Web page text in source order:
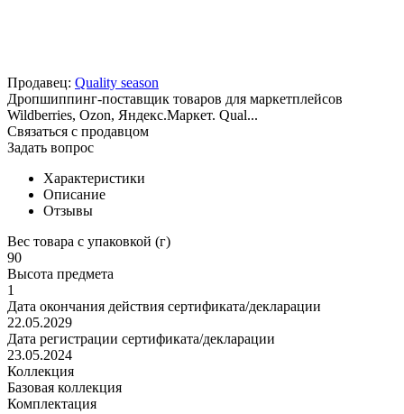
Продавец: Quality season
Дропшиппинг-поставщик товаров для маркетплейсов
Wildberries, Ozon, Яндекс.Маркет. Qual...
Связаться с продавцом
Задать вопрос
Характеристики
Описание
Отзывы
Вес товара с упаковкой (г)
90
Высота предмета
1
Дата окончания действия сертификата/декларации
22.05.2029
Дата регистрации сертификата/декларации
23.05.2024
Коллекция
Базовая коллекция
Комплектация